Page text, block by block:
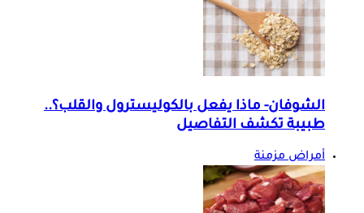
الشوفان- ماذا يفعل بالكوليسترول والقلب؟..
طبيبة تكشف التفاصيل
أمراض مزمنة